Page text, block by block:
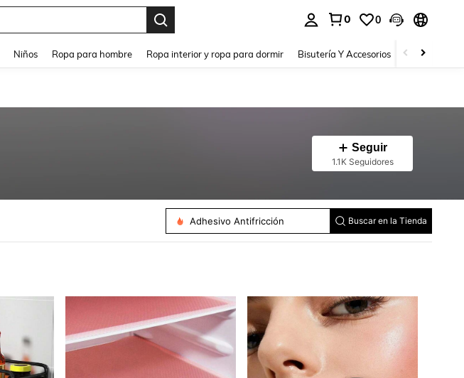
0 0
Niños Ropa para hombre Ropa interior y ropa para dormir Bisutería Y Accesorios Zapatos
Seguir
1.1K Seguidores
Adhesivo Antifricción Buscar en la Tienda